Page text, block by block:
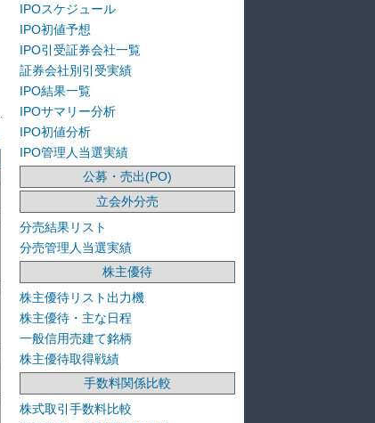
IPOスケジュール
IPO初値予想
IPO引受証券会社一覧
証券会社別引受実績
IPO結果一覧
IPOサマリー分析
IPO初値分析
IPO管理人当選実績
公募・売出(PO)
立会外分売
分売結果リスト
分売管理人当選実績
株主優待
株主優待リスト出力機
株主優待・主な日程
一般信用売建て銘柄
株主優待取得戦績
手数料関係比較
株式取引手数料比較